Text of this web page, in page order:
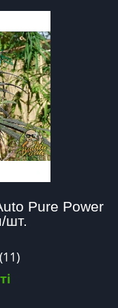
Pure Power
шт.
(11)